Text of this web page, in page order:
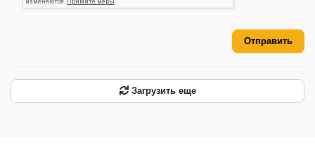
Отправить
Загрузить еще